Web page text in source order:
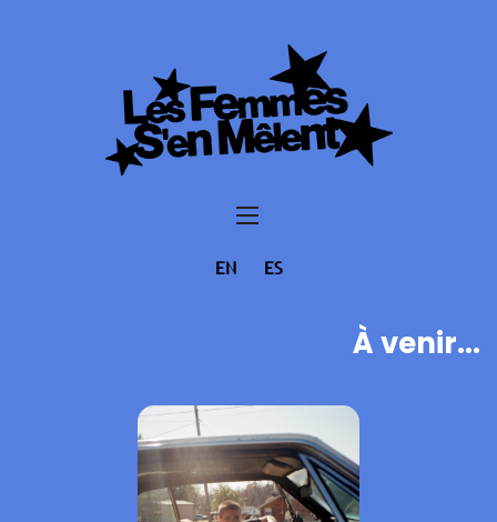
EN ES
À venir...